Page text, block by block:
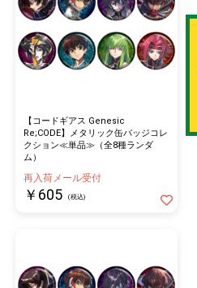
【コードギアス Genesic
Re;CODE】メタリック缶バッジコレ
クション≪単品≫（全8種ランダ
ム）
再入荷メール受付
￥605 (税込)